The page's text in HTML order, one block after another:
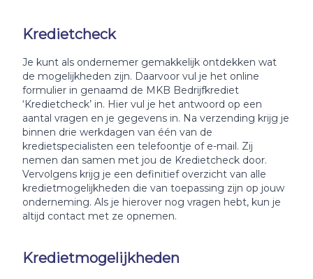
Kredietcheck
Je kunt als ondernemer gemakkelijk ontdekken wat
de mogelijkheden zijn. Daarvoor vul je het online
formulier in genaamd de MKB Bedrijfkrediet
‘Kredietcheck’ in. Hier vul je het antwoord op een
aantal vragen en je gegevens in. Na verzending krijg je
binnen drie werkdagen van één van de
kredietspecialisten een telefoontje of e-mail. Zij
nemen dan samen met jou de Kredietcheck door.
Vervolgens krijg je een definitief overzicht van alle
kredietmogelijkheden die van toepassing zijn op jouw
onderneming. Als je hierover nog vragen hebt, kun je
altijd contact met ze opnemen.
Kredietmogelijkheden